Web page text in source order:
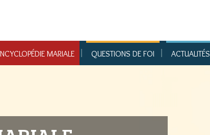
MARIALE QUESTIONS DE FOI ACTUALITÉS